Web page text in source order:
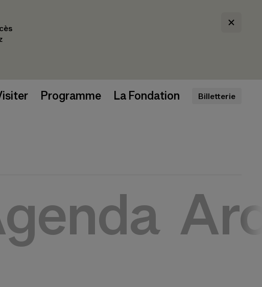
Programme La Fondation Billetterie